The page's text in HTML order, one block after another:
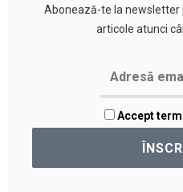
Abonează-te la newsletter
articole atunci
Accept